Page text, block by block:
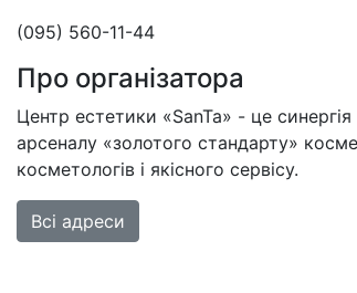
(095) 560-11-44
Про організатора
Центр естетики «SanTa» - це
арсеналу «золотого стандарту»
косметологів і якісного сервісу.
Всі адреси